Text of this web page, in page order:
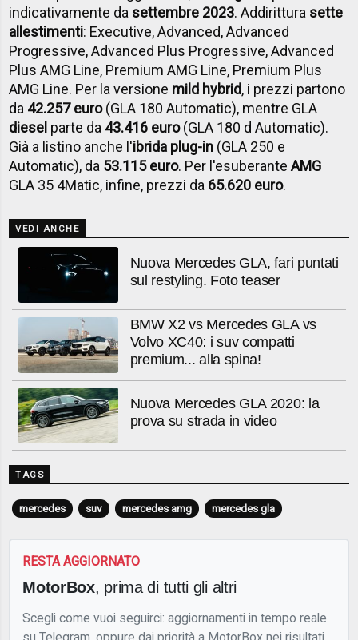
indicativamente da settembre 2023. Addirittura sette
allestimenti: Executive, Advanced, Advanced
Progressive, Advanced Plus Progressive, Advanced
Plus AMG Line, Premium AMG Line, Premium Plus
AMG Line. Per la versione mild hybrid, i prezzi partono
da 42.257 euro(GLA 180 Automatic), mentre GLA
diesel parte da 43.416 euro(GLA 180 d Automatic).
Già a listino anche l'ibrida plug-in (GLA 250 e
Automatic), da 53.115 euro. Per l'esuberanteAMG
GLA 35 4Matic, infine, prezzi da 65.620 euro.
VEDI ANCHE
Nuova Mercedes GLA, fari puntati
sul restyling. Foto teaser
BMW X2 vs Mercedes GLA vs
Volvo XC40: i suv compatti
premium... alla spina!
Nuova Mercedes GLA 2020: la
prova su strada in video
TAGS
mercedes suv mercedes amg mercedes gla
RESTA AGGIORNATO
MotorBox, prima di tutti gli altri
Scegli come vuoi seguirci: aggiornamenti in tempo reale